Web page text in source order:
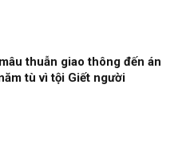
thuẫn giao thông đến án
tù vì tội Giết người